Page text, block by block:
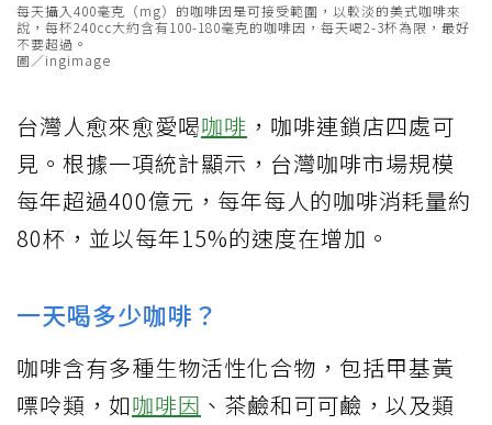
每天攝入400毫克（mg）的咖啡因是可接受範圍，以較淡的美式咖啡來
說，每杯240cc大約含有100-180毫克的咖啡因，每天喝2-3杯為限，最好
不要超過。
圖／ingimage
台灣人愈來愈愛喝咖啡 ，咖啡連鎖店四處可
見。根據一項統計顯示，台灣咖啡市場規模
每年超過400億元，每年每人的咖啡消耗量約
80杯，並以每年15%的速度在增加。
一天喝多少咖啡？
咖啡含有多種生物活性化合物，包括甲基黃
嘌呤類，如咖啡因 、茶鹼和可可鹼，以及類